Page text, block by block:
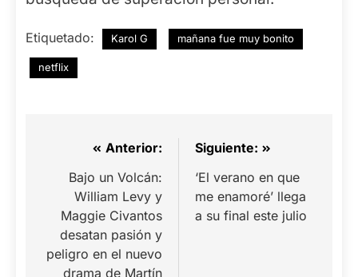
Etiquetado: Karol G mañana fue muy bonito
netflix
Navegación
entradas
Anterior:
Bajo un Volcán:
William Levy y
Maggie Civantos
desatan pasión y
peligro en el nuevo
drama de Martín
Siguiente:
‘El verano en que
me enamoré’ llega
a su final este julio